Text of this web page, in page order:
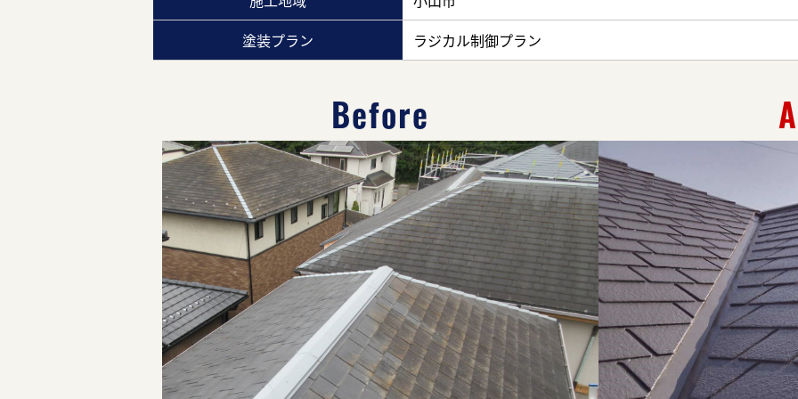
塗装プラン
ラジカル制御プラン
Before